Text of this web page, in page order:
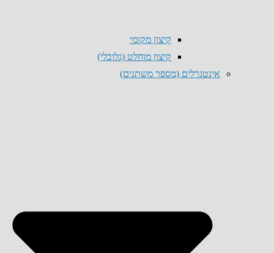
קיצון מקומי
קיצון מוחלט (גלובלי)
אינטגרלים (מספר משתנים)